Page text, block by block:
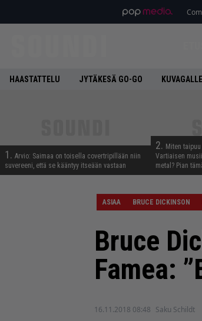
HAASTATTELU JYTÄKESÄ GO-GO
1. Arvio: Saimaa on toisella covertripillään niin
suvereeni, että se kääntyy itseään vastaan
2. Miten
Vartiaisen
metal? Pian
ASIAA BRUCE DICKINSON
Bruce
Famea:
16.11.2018 08:48 Saku Schildt